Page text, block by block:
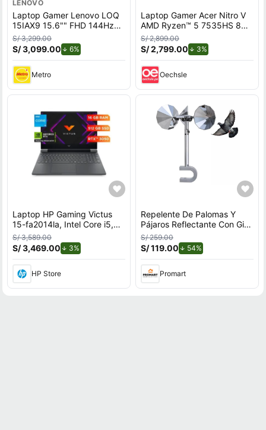
LENOVO
Laptop Gamer Lenovo LOQ
15IAX9 15.6"" FHD 144Hz
Intel Core i5-12450HX
512GB SSD 16GB RTX 3050
6GB
S/ 3,299.00
S/ 3,099.00 6%
Metro
Laptop Gamer Acer Nitro V
AMD Ryzen™ 5 7535HS 8GB
RAM 512GB SSD 15.6"" RTX
3050.
S/ 2,899.00
S/ 2,799.00 3%de descuento.
Oechsle
Laptop HP Gaming Victus
15-fa2014la, Intel Core i5,
16 GB RAM, NVIDIA GeForce
RTX 3050, 512 GB SSD,
15.6"" FHD 144 Hz,
S/ 3,589.00
S/ 3,469.00 3%
HP Store
Repelente De Palomas Y
Pájaros Reflectante Con Giro
Por Viento Para Exteriores
Con Soporte en U
S/ 259.00
S/ 119.00 54%de descuento.
Promart